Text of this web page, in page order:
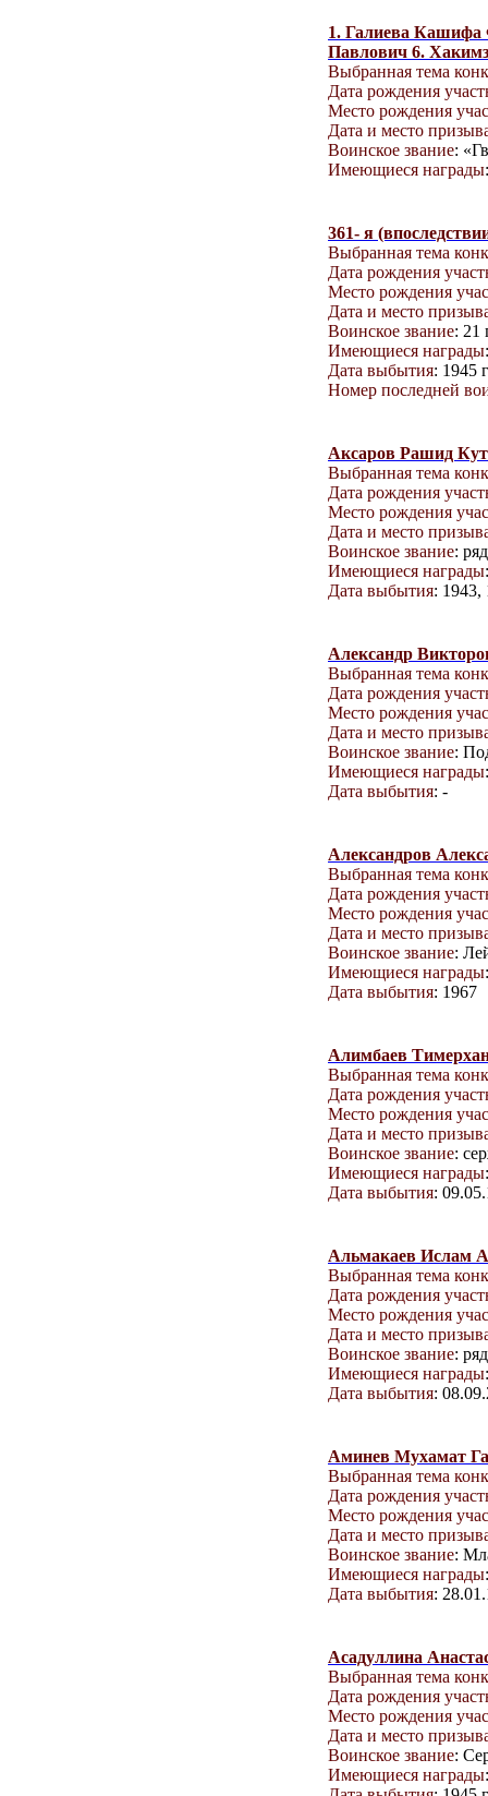
1. Галиева Кашифа
Павлович 6.
Выбранная тема
Дата рождения
Место рождения
Дата и место
Воинское звание:
Имеющиеся награды
361- я
Выбранная тема
Дата рождения
Место рождения
Дата и место
Воинское звание: 21
Имеющиеся награды
Дата выбытия: 1945
Номер последней
Аксаров Рашид
Выбранная тема
Дата рождения
Место рождения
Дата и место
Воинское звание:
Имеющиеся награды
Дата выбытия: 1943,
Александр
Выбранная тема
Дата рождения
Место рождения
Дата и место
Воинское звание:
Имеющиеся награды
Дата выбытия: -
Александров
Выбранная тема
Дата рождения
Место рождения
Дата и место
Воинское звание:
Имеющиеся награды
Дата выбытия: 1967
Алимбаев
Выбранная тема
Дата рождения
Место рождения
Дата и место
Воинское звание:
Имеющиеся награды
Дата выбытия:
Альмакаев Ислам
Выбранная тема
Дата рождения
Место рождения
Дата и место
Воинское звание:
Имеющиеся награды
Дата выбытия:
Аминев Мухамат
Выбранная тема
Дата рождения
Место рождения
Дата и место
Воинское звание:
Имеющиеся награды
Дата выбытия:
Асадуллина
Выбранная тема
Дата рождения
Место рождения
Дата и место
Воинское звание:
Имеющиеся награды